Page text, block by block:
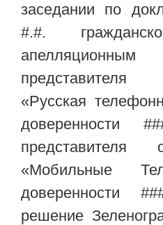
заседании по
#.#.
«Русская
доверенности
представителя
«Мобильные
доверенности
решение